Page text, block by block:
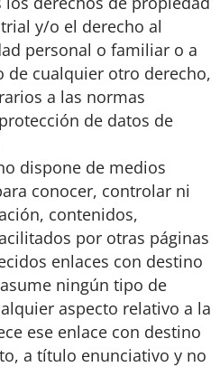
y/o el derecho al
personal o familiar o a
de cualquier otro derecho,
a las normas
de datos de
dispone de medios
conocer, controlar ni
contenidos,
por otras páginas
enlaces con destino
ningún tipo de
aspecto relativo a la
ese enlace con destino
a título enunciativo y no